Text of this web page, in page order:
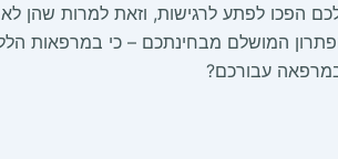
הפכו לפתע לרגישות, וזאת למרות שהן
המושלם מבחינתכם – כי במרפאות
עבורכם?